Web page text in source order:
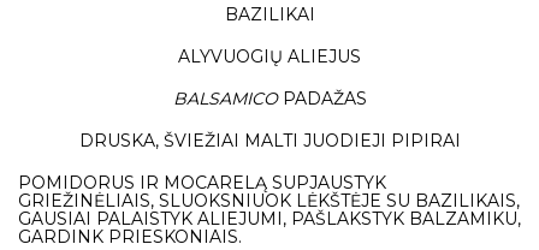
BAZILIKAI
ALYVUOGIŲ ALIEJUS
BALSAMICOPADAŽAS
DRUSKA, ŠVIEŽIAI MALTI JUODIEJI PIPIRAI
POMIDORUS IR MOCARELĄ SUPJAUSTYK
GRIEŽINĖLIAIS, SLUOKSNIUOK LĖKŠTĖJE SU BAZILIKAIS,
GAUSIAI PALAISTYK ALIEJUMI, PAŠLAKSTYK BALZAMIKU,
GARDINK PRIESKONIAIS.